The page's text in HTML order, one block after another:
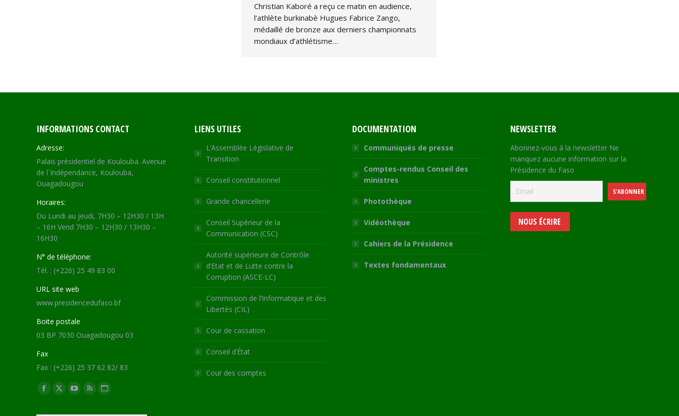
Christian Kaboré a reçu ce matin en audience,
l’athlète burkinabè Hugues Fabrice Zango,
médaillé de bronze aux derniers championnats
mondiaux d’athlétisme…
INFORMATIONS CONTACT
Adresse:
Palais présidentiel de Koulouba. Avenue
de l´Indépendance, Koulouba,
Ouagadougou
Horaires:
Du Lundi au jeudi, 7H30 – 12H30 / 13H
– 16H Vend 7H30 – 12H30 / 13H30 –
16H30
N° de téléphone:
Tél. : (+226) 25 49 83 00
URL site web
www.presidencedufaso.bf
Boite postale
03 BP 7030 Ouagadougou 03
Fax
Fax : (+226) 25 37 62 82/ 83
Trouvez nous sur :
Facebook
X
YouTube
RSS Site
LIENS UTILES
L’Assemblée Législative de
Transition
Conseil constitutionnel
Grande chancellerie
Conseil Supérieur de la
Communication (CSC)
Autorité supérieure de Contrôle
d’Etat et de Lutte contre la
Corruption (ASCE-LC)
Commission de l’Informatique et des
Libertés (CIL)
Cour de cassation
Conseil d’État
Cour des comptes
DOCUMENTATION
Communiqués de presse
Comptes-rendus Conseil des
ministres
Photothèque
Vidéothèque
Cahiers de la Présidence
Textes fondamentaux
NEWSLETTER
Abonnez-vous à la newsletter Ne
manquez aucune information sur la
Présidence du Faso
NOUS ÉCRIRE